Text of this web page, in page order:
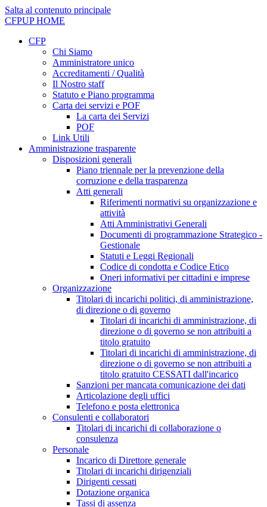
Salta al contenuto principale
CFPUPHOME
CFP
Chi Siamo
Amministratore unico
Accreditamenti / Qualità
Il Nostro staff
Statuto e Piano programma
Carta dei servizi e POF
La carta dei Servizi
POF
Link Utili
Amministrazione trasparente
Disposizioni generali
Piano triennale per la prevenzione della
corruzione e della trasparenza
Atti generali
Riferimenti normativi su organizzazione e
attività
Atti Amministrativi Generali
Documenti di programmazione Strategico -
Gestionale
Statuti e Leggi Regionali
Codice di condotta e Codice Etico
Oneri informativi per cittadini e imprese
Organizzazione
Titolari di incarichi politici, di amministrazione,
di direzione o di governo
Titolari di incarichi di amministrazione, di
direzione o di governo se non attribuiti a
titolo gratuito
Titolari di incarichi di amministrazione, di
direzione o di governo se non attribuiti a
titolo gratuito CESSATI dall'incarico
Sanzioni per mancata comunicazione dei dati
Articolazione degli uffici
Telefono e posta elettronica
Consulenti e collaboratori
Titolari di incarichi di collaborazione o
consulenza
Personale
Incarico di Direttore generale
Titolari di incarichi dirigenziali
Dirigenti cessati
Dotazione organica
Tassi di assenza